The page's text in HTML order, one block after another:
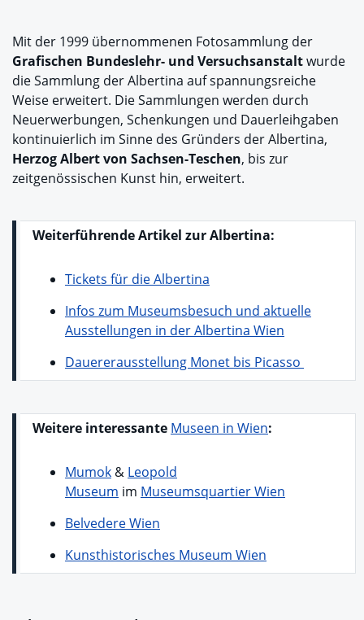
Mit der 1999 übernommenen Fotosammlung der
Grafischen Bundeslehr- und Versuchsanstaltwurde
die Sammlung der Albertina auf spannungsreiche
Weise erweitert. Die Sammlungen werden durch
Neuerwerbungen, Schenkungen und Dauerleihgaben
kontinuierlich im Sinne des Gründers der Albertina,
Herzog Albert von Sachsen-Teschen, bis zur
zeitgenössischen Kunst hin, erweitert.
Weiterführende Artikel zur Albertina:
Tickets für die Albertina
Infos zum Museumsbesuch und aktuelle
Ausstellungen in der Albertina Wien
Dauererausstellung Monet bis Picasso
Weitere interessante Museen in Wien:
Mumok & Leopold
Museum im Museumsquartier Wien
Belvedere Wien
Kunsthistorisches Museum Wien